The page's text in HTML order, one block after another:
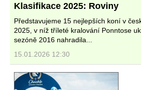
Klasifikace 2025: Roviny
Představujeme 15 nejlepších koní v
2025, v níž tříleté kralování Ponntose
sezóně 2016 nahradila...
15.01.2026 12:30